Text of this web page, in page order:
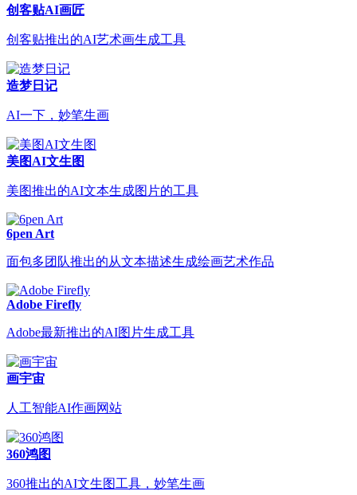
创客贴AI画匠
创客贴推出的AI艺术画生成工具
造梦日记
AI一下，妙笔生画
美图AI文生图
美图推出的AI文本生成图片的工具
6pen Art
面包多团队推出的从文本描述生成绘画艺术作品
Adobe Firefly
Adobe最新推出的AI图片生成工具
画宇宙
人工智能AI作画网站
360鸿图
360推出的AI文生图工具，妙笔生画